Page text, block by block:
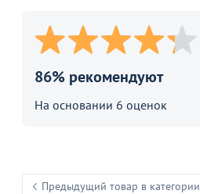
86% рекомендуют
На основании 6 оценок
Предыдущий товар в категории